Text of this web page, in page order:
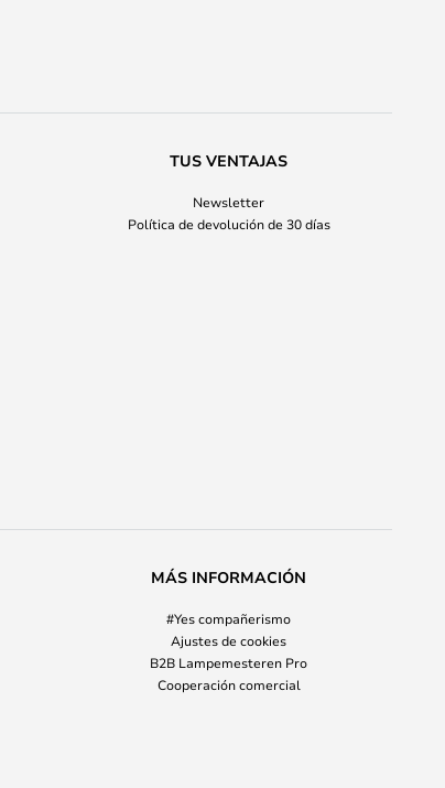
TUS VENTAJAS
Newsletter
Política de devolución de 30 días
MÁS INFORMACIÓN
#Yes compañerismo
Ajustes de cookies
B2B Lampemesteren Pro
Cooperación comercial